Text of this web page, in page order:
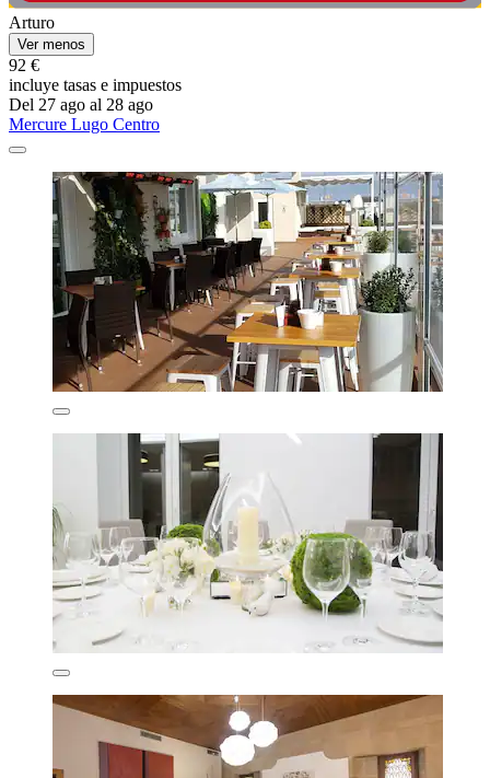
Arturo
Ver menos
92 €
incluye tasas e impuestos
Del 27 ago al 28 ago
Mercure Lugo Centro